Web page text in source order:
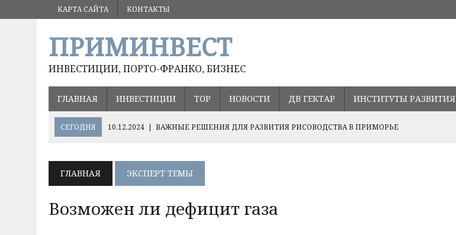
КАРТА САЙТА КОНТАКТЫ
ПРИМИНВЕСТ
ИНВЕСТИЦИИ, ПОРТО-ФРАНКО, БИЗНЕС
ГЛАВНАЯ ИНВЕСТИЦИИ ТОР НОВОСТИ ДВ ГЕКТАР ИНСТИТУТЫ РАЗВИТИЯ
СЕГОДНЯ 10.12.2024 | ВАЖНЫЕ РЕШЕНИЯ ДЛЯ РАЗВИТИЯ РИСОВОДСТВА В ПРИМОРЬЕ
ХЭЙЛУНЦЗЯН
ГЛАВНАЯ ЭКСПЕРТ ТЕМЫ
Возможен ли дефицит газа